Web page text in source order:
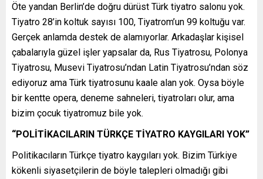
Öte yandan Berlin’de doğru dürüst Türk tiyatro salonu yok.
Tiyatro 28’in koltuk sayısı 100, Tiyatrom’un 99 koltuğu var.
Gerçek anlamda destek de alamıyorlar. Arkadaşlar kişisel
çabalarıyla güzel işler yapsalar da, Rus Tiyatrosu, Polonya
Tiyatrosu, Musevi Tiyatrosu’ndan Latin Tiyatrosu’ndan söz
ediyoruz ama Türk tiyatrosunu kaale alan yok. Oysa böyle
bir kentte opera, deneme sahneleri, tiyatroları olur, ama
bizim çocuk tiyatromuz bile yok.
“POLİTİKACILARIN TÜRKÇE TİYATRO KAYGILARI YOK”
Politikacıların Türkçe tiyatro kaygıları yok. Bizim Türkiye
kökenli siyasetçilerin de böyle talepleri olmadığı gibi